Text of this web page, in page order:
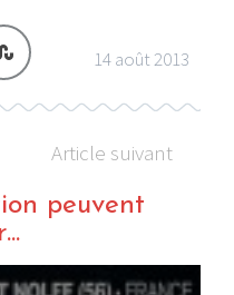
14 août 2013
Article suivant
peuvent